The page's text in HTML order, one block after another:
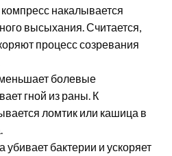
накалывается
высыхания. Считается,
процесс созревания
болевые
гной из раны. К
ломтик или кашица в
бактерии и ускоряет